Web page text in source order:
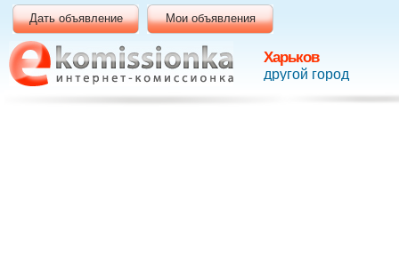
Харьков
другой город
Дать объявление Мои объявления